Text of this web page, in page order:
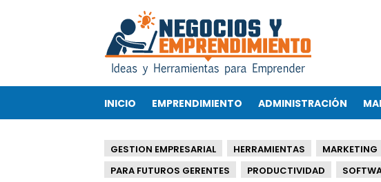
s
a
l
c
INICIO EMPRENDIMIENTO ADMINISTRACIÓN
GESTION EMPRESARIAL HERRAMIENTAS MARKETING
PARA FUTUROS GERENTES
PRODUCTIVIDAD